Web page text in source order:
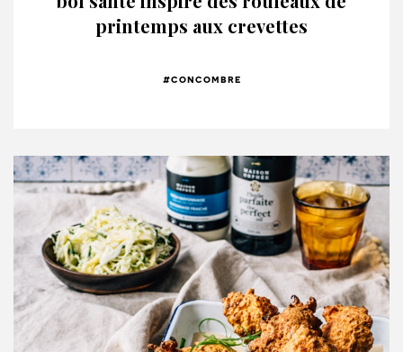
printemps aux crevettes
#concombre